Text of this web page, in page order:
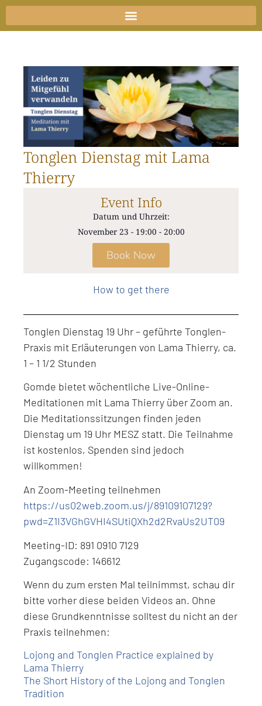
Zum
Inhalt
Tonglen Dienstag mit Lama
Thierry
Event Info
Datum und Uhrzeit:
November 23 - 19:00 - 20:00
Book Now
How to get there
Tonglen Dienstag 19 Uhr – geführte Tonglen-
Praxis mit Erläuterungen von Lama Thierry, ca.
1 – 1 1/2 Stunden
Gomde bietet wöchentliche Live-Online-
Meditationen mit Lama Thierry über Zoom an.
Die Meditationssitzungen finden jeden
Dienstag um 19 Uhr MESZ statt. Die Teilnahme
ist kostenlos, Spenden sind jedoch
willkommen!
An Zoom-Meeting teilnehmen
https://us02web.zoom.us/j/89109107129?
pwd=Z1I3VGhGVHI4SUtiQXh2d2RvaUs2UT09
Meeting-ID: 891 0910 7129
Zugangscode: 146612
Wenn du zum ersten Mal teilnimmst, schau dir
bitte vorher diese beiden Videos an. Ohne
diese Grundkenntnisse solltest du nicht an der
Praxis teilnehmen:
Lojong and Tonglen Practice explained by
Lama Thierry
The Short History of the Lojong and Tonglen
Tradition